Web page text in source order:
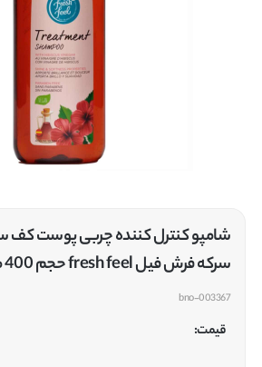
شامپو کنترل کننده چربی پوست کف
سرکه فرش فیل fresh feel حجم 400 میل
bno-003367
قیمت: